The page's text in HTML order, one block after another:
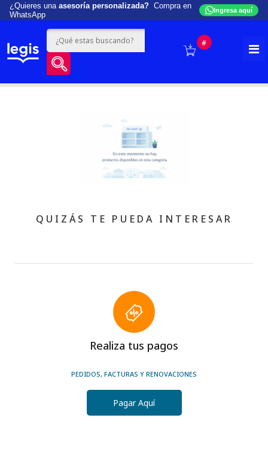
¿Quieres una asesoría personalizada? Compra en
WhatsApp
Ingresa aquí
#
QUIZÁS TE PUEDA INTERESAR
Realiza tus pagos
PEDIDOS, FACTURAS Y RENOVACIONES
Pagar Aquí